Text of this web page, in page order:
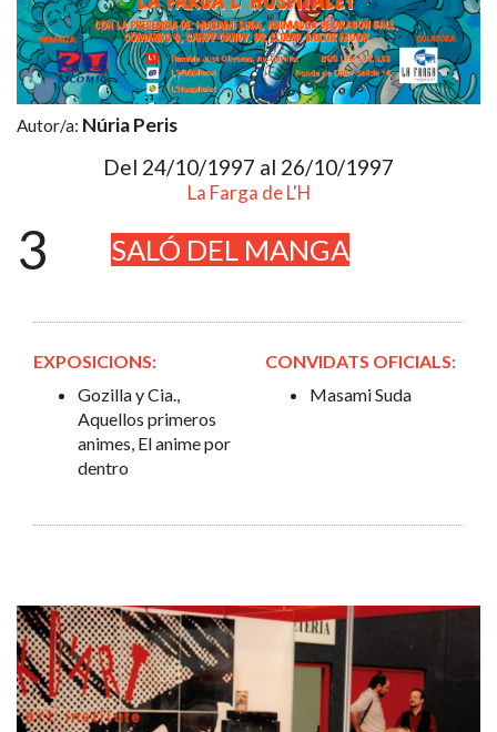
Autor/a: Núria Peris
Del 24/10/1997 al 26/10/1997
La Farga de L'H
3 SALÓ DEL MANGA
EXPOSICIONS:
Gozilla y Cia.,
Aquellos primeros
animes, El anime por
dentro
CONVIDATS OFICIALS:
Masami Suda